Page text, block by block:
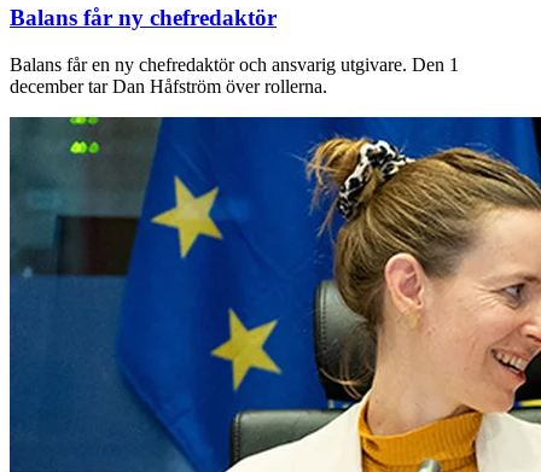
Balans får ny chefredaktör
Balans får en ny chefredaktör och ansvarig utgivare. Den 1
december tar Dan Håfström över rollerna.